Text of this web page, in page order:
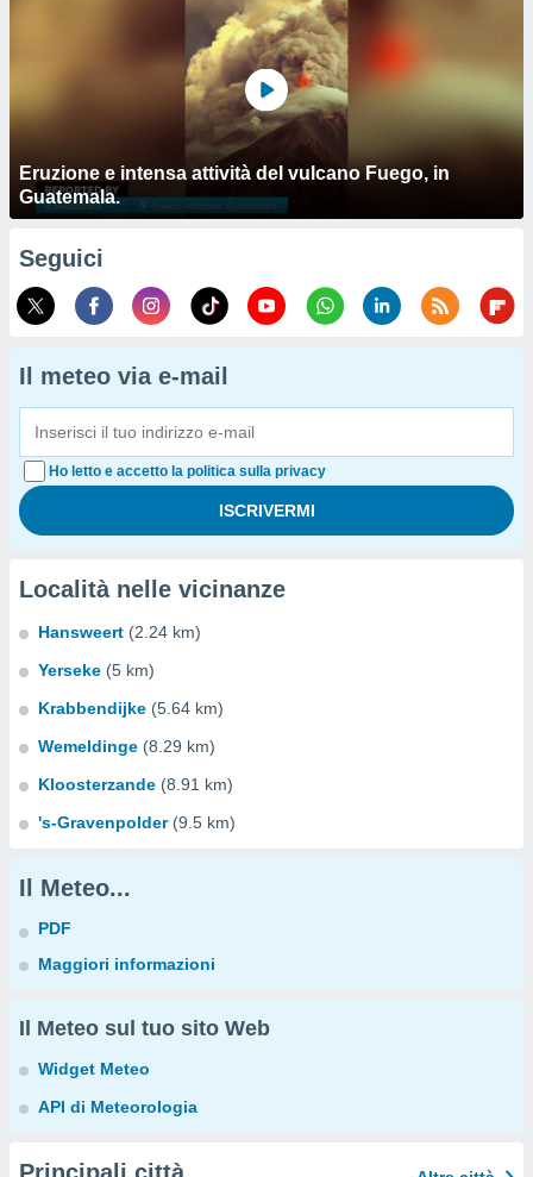
Eruzione e intensa attività del vulcano Fuego, in
Guatemala.
Seguici
Il meteo via e-mail
Ho letto e accetto la politica sulla privacy
Località nelle vicinanze
Hansweert (2.24 km)
Yerseke (5 km)
Krabbendijke (5.64 km)
Wemeldinge (8.29 km)
Kloosterzande (8.91 km)
's-Gravenpolder (9.5 km)
Il Meteo...
PDF
Maggiori informazioni
Il Meteo sul tuo sito Web
Widget Meteo
API di Meteorologia